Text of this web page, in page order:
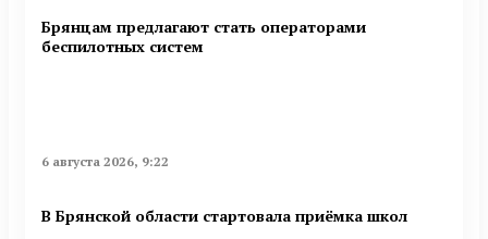
Брянцам предлагают стать оперaторами
бeспилотных систeм
6 августа 2026, 9:22
В Брянской области стартовала приёмка школ